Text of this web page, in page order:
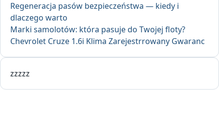
Regeneracja pasów bezpieczeństwa — kiedy i
dlaczego warto
Marki samolotów: która pasuje do Twojej floty?
Chevrolet Cruze 1.6i Klima Zarejestrrowany Gwaranc
zzzzz